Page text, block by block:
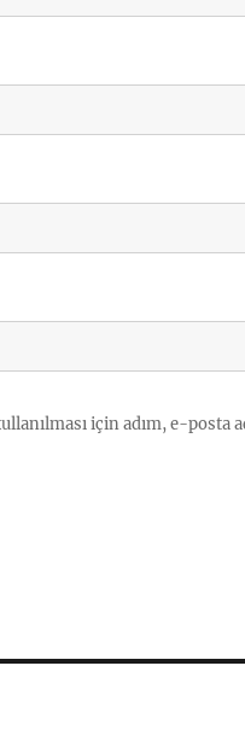
için adım, e-posta